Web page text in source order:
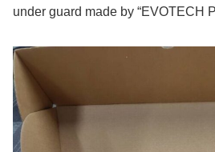
under guard made by “EVOTECH